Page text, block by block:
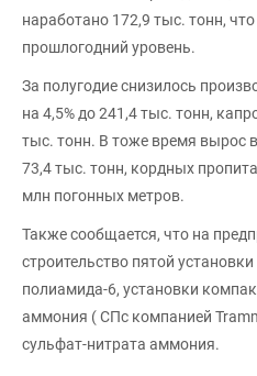
наработано 172,9 тыс. тонн,
прошлогодний уровень.
За полугодие снизилось
на 4,5% до 241,4 тыс. тонн,
тыс. тонн. В тоже время вырос
73,4 тыс. тонн, кордных
млн погонных метров.
Также сообщается, что на
строительство пятой
полиамида-6, установки
аммония ( СПс компанией
сульфат-нитрата аммония.